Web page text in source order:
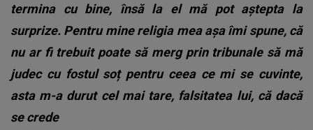
termina cu bine, însă la el mă pot aștepta la
surprize. Pentru mine religia mea așa îmi spune, că
nu ar fi trebuit poate să merg prin tribunale să mă
judec cu fostul soț pentru ceea ce mi se cuvinte,
asta m-a durut cel mai tare, falsitatea lui, că dacă
se crede